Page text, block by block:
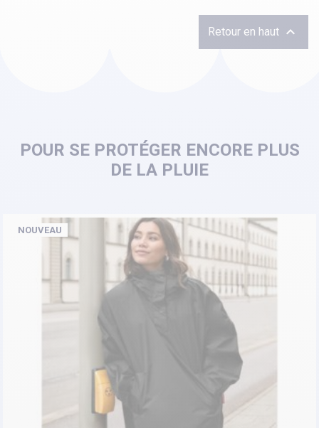
Retour en haut 
POUR SE PROTÉGER ENCORE PLUS
DE LA PLUIE
NOUVEAU